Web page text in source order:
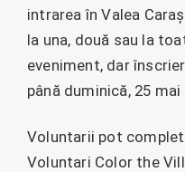
intrarea în Valea
la una, două sau la
eveniment, dar
până duminică, 25 mai
Voluntarii pot
Voluntari Color the